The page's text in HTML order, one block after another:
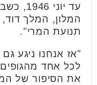
עד
המלון, המלך
תנועת המרי".
"אז אנחנו ניגע
לכל אחד
את הסיפור של